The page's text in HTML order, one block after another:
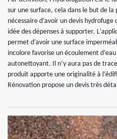
sur une surface, cela dans le but de
nécessaire d’avoir un devis
idée des dépenses à supporter.
permet d’avoir une surface
incolore favorise un écoulement
autonettoyant. Il n’y aura pas de
produit apporte une originalité à
Rénovation propose un devis très